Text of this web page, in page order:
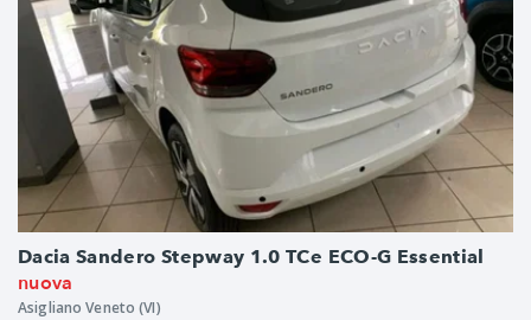
Dacia Sandero Stepway 1.0 TCe ECO-G Essential
nuova
Asigliano Veneto (VI)